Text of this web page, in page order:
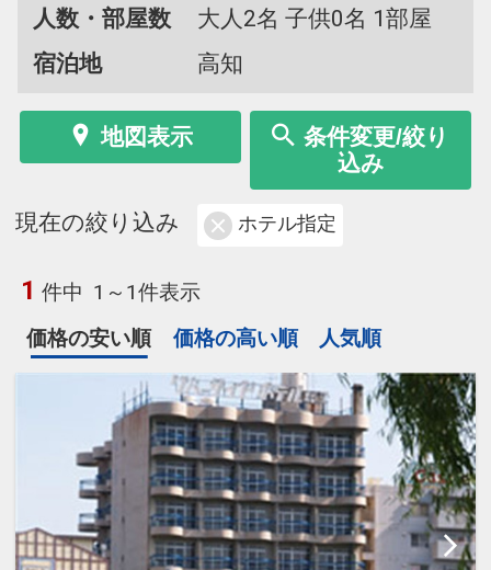
人数・部屋数
大人2名 子供0名 1部屋
宿泊地
高知
地図表示
条件変更/絞り
込み
現在の絞り込み ホテル指定
1 件中 1～1件表示
価格の安い順
価格の高い順 人気順